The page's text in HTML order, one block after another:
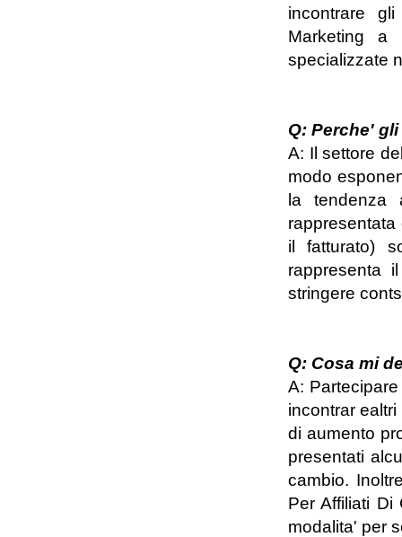
incontrare
Marketing a
specializzate
Q: Perche'
A: Il settore
modo
la tendenza
il fatturato)
rappresenta
stringere
Q: Cosa mi
A:
incontrar
di aumento
presentati
cambio.
Per Affiliati
modalita' per